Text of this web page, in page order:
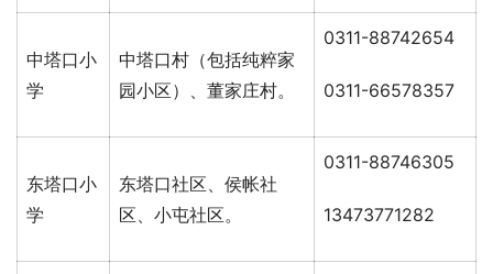
中塔口小
学
中塔口村（包括纯粹家
园小区）、董家庄村。
0311-88742654
0311-66578357
东塔口小
学
东塔口社区、侯帐社
区、小屯社区。
0311-88746305
13473771282